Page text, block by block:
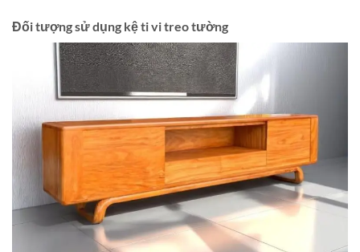
Đối tượng sử dụng kệ ti vi treo tường